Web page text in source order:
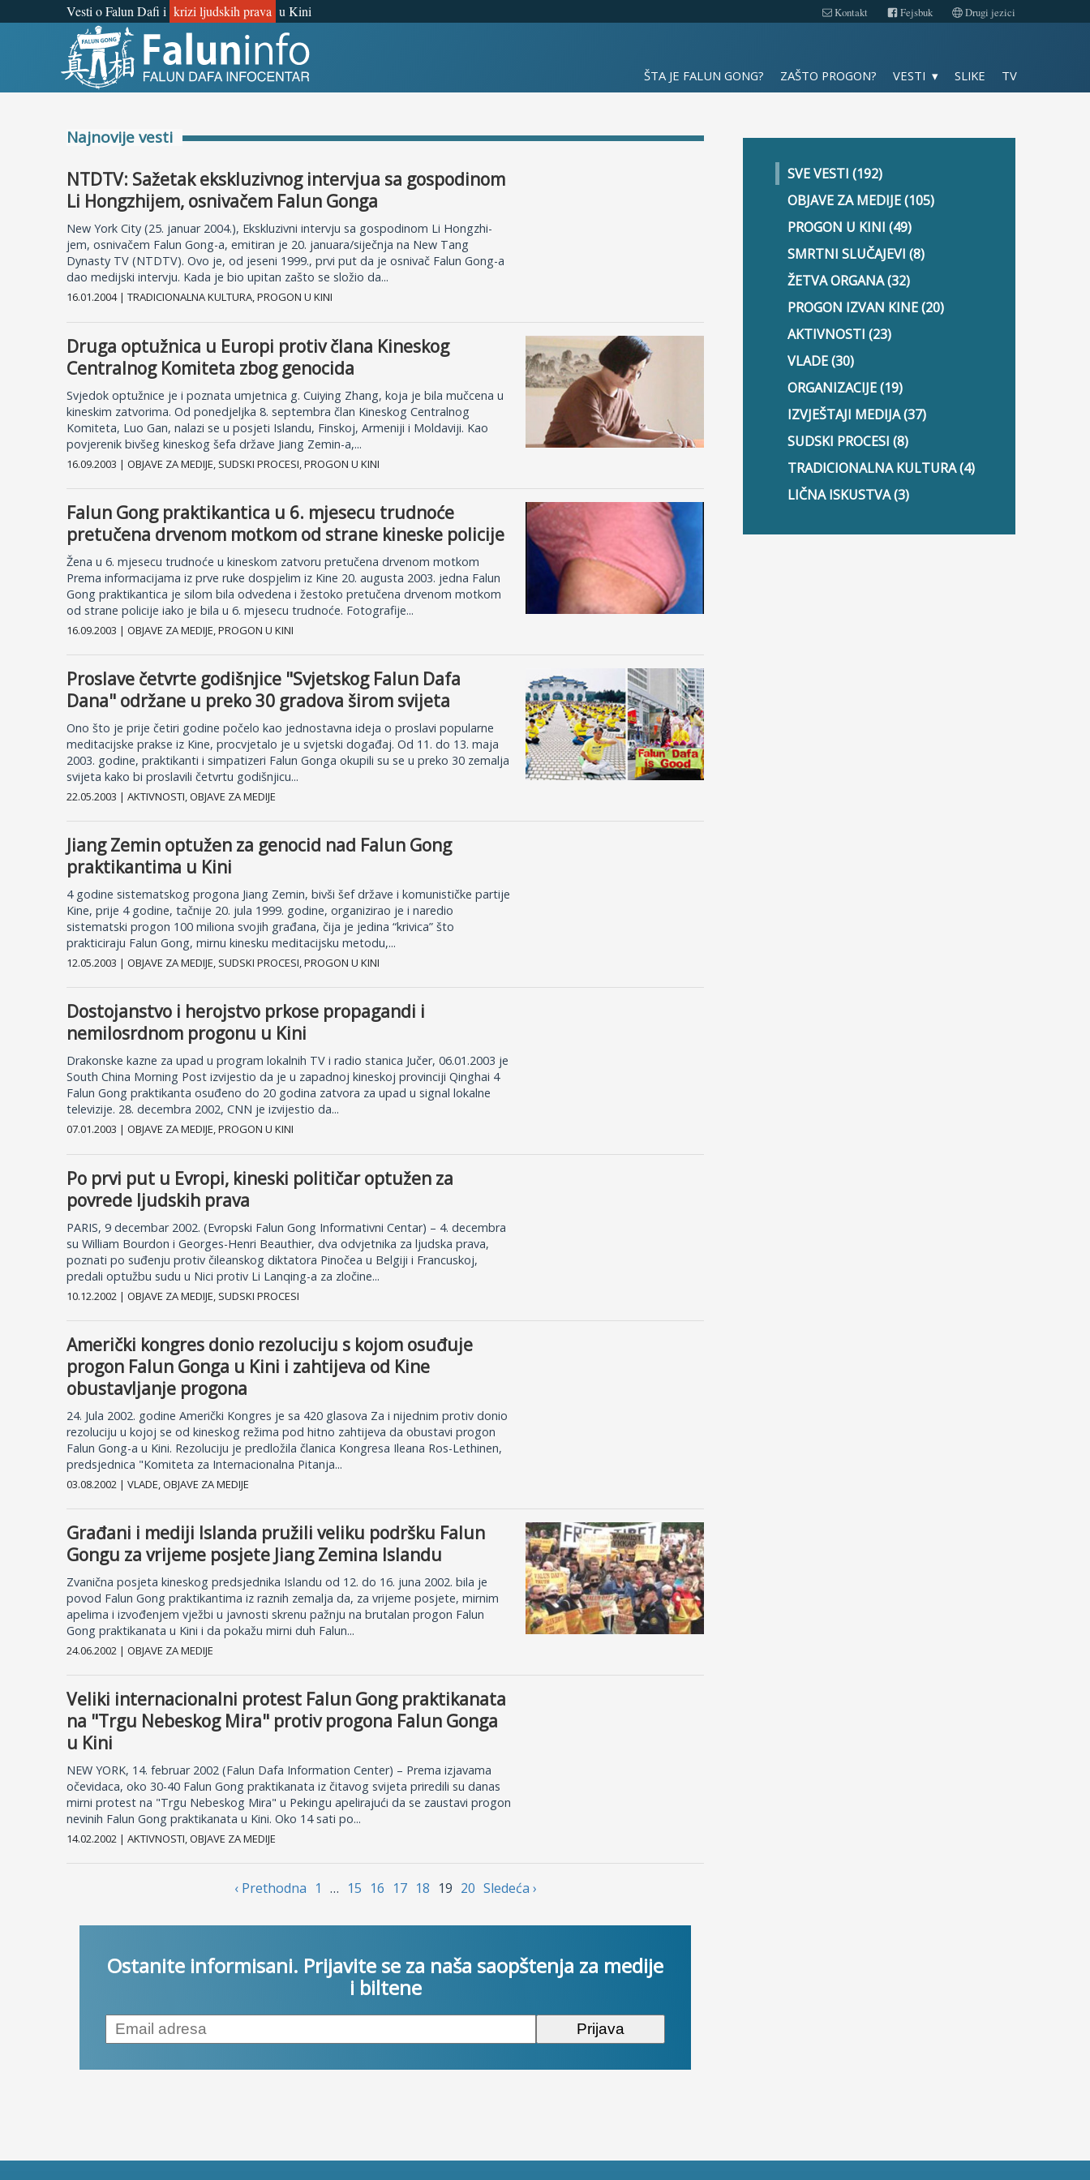
Vesti o Falun Dafi i krizi ljudskih prava u Kini Kontakt Fejsbuk Drugi jezici
ŠTA JE FALUN GONG? ZAŠTO PROGON? VESTI SLIKE TV
Šta je Falun Gong?
Lična iskustva
Najnovije vesti
Slike
Fejsbuk
Drugi jezici
Najnovije vesti
NTDTV: Sažetak ekskluzivnog intervjua sa gospodinom
Li Hongzhijem, osnivačem Falun Gonga
New York City (25. januar 2004.), Ekskluzivni intervju sa gospodinom Li Hongzhi-
jem, osnivačem Falun Gong-a, emitiran je 20. januara/siječnja na New Tang
Dynasty TV (NTDTV). Ovo je, od jeseni 1999., prvi put da je osnivač Falun Gong-a
dao medijski intervju. Kada je bio upitan zašto se složio da...
16.01.2004 | TRADICIONALNA KULTURA, PROGON U KINI
Druga optužnica u Europi protiv člana Kineskog
Centralnog Komiteta zbog genocida
Svjedok optužnice je i poznata umjetnica g. Cuiying Zhang, koja je bila mučcena u
kineskim zatvorima. Od ponedjeljka 8. septembra član Kineskog Centralnog
Komiteta, Luo Gan, nalazi se u posjeti Islandu, Finskoj, Armeniji i Moldaviji. Kao
povjerenik bivšeg kineskog šefa države Jiang Zemin-a,...
16.09.2003 | OBJAVE ZA MEDIJE, SUDSKI PROCESI, PROGON U KINI
Falun Gong praktikantica u 6. mjesecu trudnoće
pretučena drvenom motkom od strane kineske policije
Žena u 6. mjesecu trudnoće u kineskom zatvoru pretučena drvenom motkom
Prema informacijama iz prve ruke dospjelim iz Kine 20. augusta 2003. jedna Falun
Gong praktikantica je silom bila odvedena i žestoko pretučena drvenom motkom
od strane policije iako je bila u 6. mjesecu trudnoće. Fotografije...
16.09.2003 | OBJAVE ZA MEDIJE, PROGON U KINI
Proslave četvrte godišnjice "Svjetskog Falun Dafa
Dana" održane u preko 30 gradova širom svijeta
Ono što je prije četiri godine počelo kao jednostavna ideja o proslavi popularne
meditacijske prakse iz Kine, procvjetalo je u svjetski događaj. Od 11. do 13. maja
2003. godine, praktikanti i simpatizeri Falun Gonga okupili su se u preko 30 zemalja
svijeta kako bi proslavili četvrtu godišnjicu...
22.05.2003 | AKTIVNOSTI, OBJAVE ZA MEDIJE
Jiang Zemin optužen za genocid nad Falun Gong
praktikantima u Kini
4 godine sistematskog progona Jiang Zemin, bivši šef države i komunističke partije
Kine, prije 4 godine, tačnije 20. jula 1999. godine, organizirao je i naredio
sistematski progon 100 miliona svojih građana, čija je jedina “krivica” što
prakticiraju Falun Gong, mirnu kinesku meditacijsku metodu,...
12.05.2003 | OBJAVE ZA MEDIJE, SUDSKI PROCESI, PROGON U KINI
Dostojanstvo i herojstvo prkose propagandi i
nemilosrdnom progonu u Kini
Drakonske kazne za upad u program lokalnih TV i radio stanica Jučer, 06.01.2003 je
South China Morning Post izvijestio da je u zapadnoj kineskoj provinciji Qinghai 4
Falun Gong praktikanta osuđeno do 20 godina zatvora za upad u signal lokalne
televizije. 28. decembra 2002, CNN je izvijestio da...
07.01.2003 | OBJAVE ZA MEDIJE, PROGON U KINI
Po prvi put u Evropi, kineski političar optužen za
povrede ljudskih prava
PARIS, 9 decembar 2002. (Evropski Falun Gong Informativni Centar) – 4. decembra
su William Bourdon i Georges-Henri Beauthier, dva odvjetnika za ljudska prava,
poznati po suđenju protiv čileanskog diktatora Pinočea u Belgiji i Francuskoj,
predali optužbu sudu u Nici protiv Li Lanqing-a za zločine...
10.12.2002 | OBJAVE ZA MEDIJE, SUDSKI PROCESI
Američki kongres donio rezoluciju s kojom osuđuje
progon Falun Gonga u Kini i zahtijeva od Kine
obustavljanje progona
24. Jula 2002. godine Američki Kongres je sa 420 glasova Za i nijednim protiv donio
rezoluciju u kojoj se od kineskog režima pod hitno zahtijeva da obustavi progon
Falun Gong-a u Kini. Rezoluciju je predložila članica Kongresa Ileana Ros-Lethinen,
predsjednica "Komiteta za Internacionalna Pitanja...
03.08.2002 | VLADE, OBJAVE ZA MEDIJE
Građani i mediji Islanda pružili veliku podršku Falun
Gongu za vrijeme posjete Jiang Zemina Islandu
Zvanična posjeta kineskog predsjednika Islandu od 12. do 16. juna 2002. bila je
povod Falun Gong praktikantima iz raznih zemalja da, za vrijeme posjete, mirnim
apelima i izvođenjem vježbi u javnosti skrenu pažnju na brutalan progon Falun
Gong praktikanata u Kini i da pokažu mirni duh Falun...
24.06.2002 | OBJAVE ZA MEDIJE
Veliki internacionalni protest Falun Gong praktikanata
na "Trgu Nebeskog Mira" protiv progona Falun Gonga
u Kini
NEW YORK, 14. februar 2002 (Falun Dafa Information Center) – Prema izjavama
očevidaca, oko 30-40 Falun Gong praktikanata iz čitavog svijeta priredili su danas
mirni protest na "Trgu Nebeskog Mira" u Pekingu apelirajući da se zaustavi progon
nevinih Falun Gong praktikanata u Kini. Oko 14 sati po...
14.02.2002 | AKTIVNOSTI, OBJAVE ZA MEDIJE
‹ Prethodnа 1 … 15 16 17 18 19 20 Sledećа ›
Ostanite informisani. Prijavite se za naša saopštenja za medije
i biltene
SVE VESTI (192)
OBJAVE ZA MEDIJE (105)
PROGON U KINI (49)
SMRTNI SLUČAJEVI (8)
ŽETVA ORGANA (32)
PROGON IZVAN KINE (20)
AKTIVNOSTI (23)
VLADE (30)
ORGANIZACIJE (19)
IZVJEŠTAJI MEDIJA (37)
SUDSKI PROCESI (8)
TRADICIONALNA KULTURA (4)
LIČNA ISKUSTVA (3)